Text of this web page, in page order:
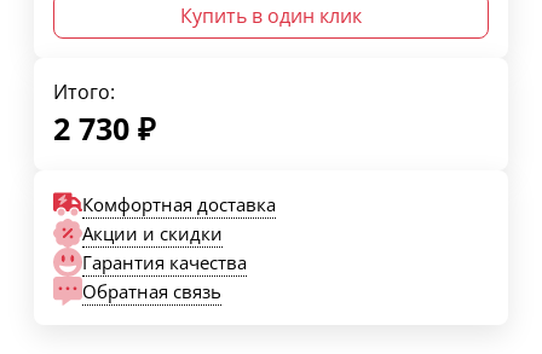
Купить в один клик
Итого:
2 730 ₽
Комфортная доставка
Акции и скидки
Гарантия качества
Обратная связь